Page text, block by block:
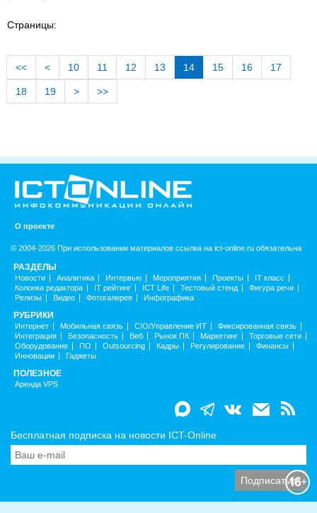
Страницы:
<< < 10 11 12 13 14 15 16 17
18 19 > >>
О проекте
© 2004-2026 При использовании материалов ссылка на ict-online.ru обязательна
РАЗДЕЛЫ
Новости Аналитика Интервью Мероприятия Проекты
IT класс
Колонка редактора
IT рейтинг ICT Life Тестовый стенд
Фигура речи
Релизы
Видео Фотогалерея Инфографика
РУБРИКИ
Интернет Мобильная связь CIO/Управление ИТ
Фиксированная связь
Интеграция
Безопасность Веб Рынок ПК Маркетинг
Торговые сети
Оборудование
ПО Outsourcing Кадры Регулирование
Финансы
Инновации
Гаджеты
ПОЛЕЗНОЕ
Аренда VPS
Бесплатная подписка на новости ICT-Online